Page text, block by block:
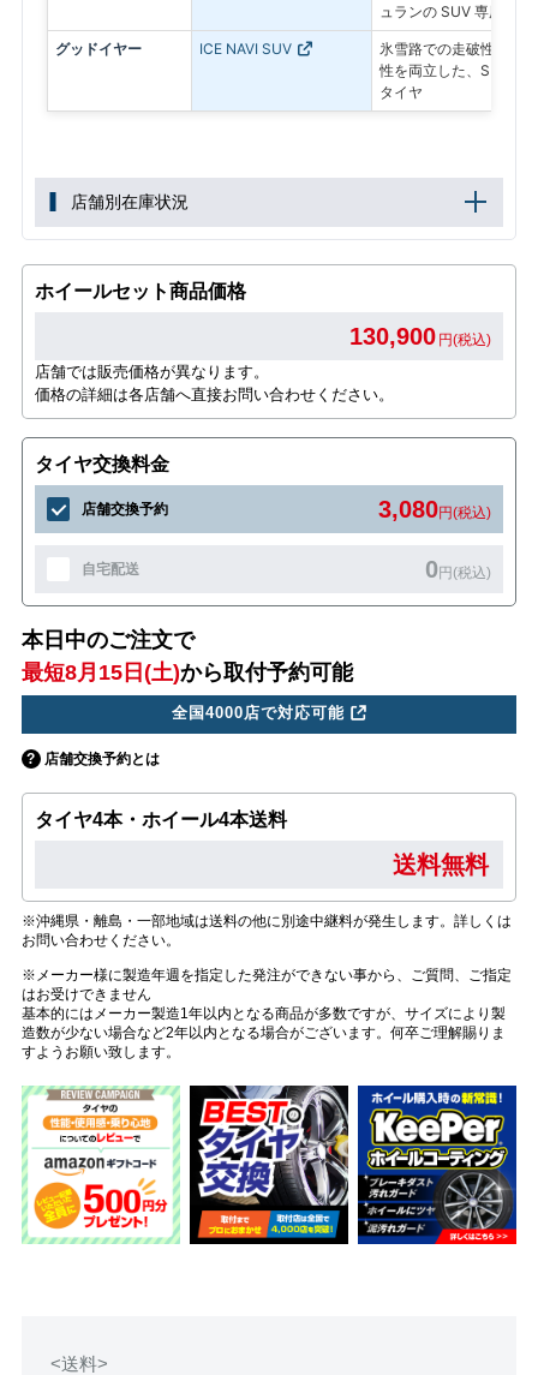
ュランの SUV 専用スタ
グッドイヤー ICE NAVI SUV
氷雪路での走破性とド
性を両立した、SUV専
タイヤ
店舗別在庫状況
ホイールセット商品価格
130,900 円(税込)
店舗では販売価格が異なります。
価格の詳細は各店舗へ直接お問い合わせください。
タイヤ交換料金
店舗交換予約 3,080円(税込)
自宅配送 0円(税込)
本日中のご注文で
最短8月15日(土)から取付予約可能
全国4000店で対応可能
店舗交換予約とは
タイヤ4本・ホイール4本送料
送料無料
※沖縄県・離島・一部地域は送料の他に別途中継料が発生します。詳しくは
お問い合わせください。
※メーカー様に製造年週を指定した発注ができない事から、ご質問、ご指定
はお受けできません
基本的にはメーカー製造1年以内となる商品が多数ですが、サイズにより製
造数が少ない場合など2年以内となる場合がございます。何卒ご理解賜りま
すようお願い致します。
<送料>